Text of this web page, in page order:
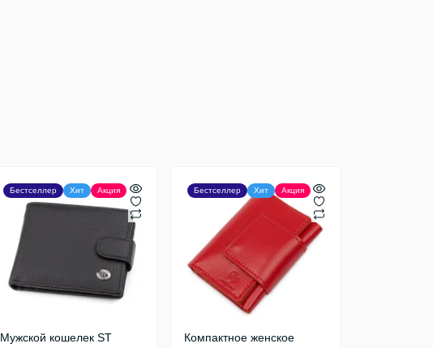
Бестселлер Хит Акция
Мужской кошелек ST
Бестселлер Хит Акция
Компактное женское